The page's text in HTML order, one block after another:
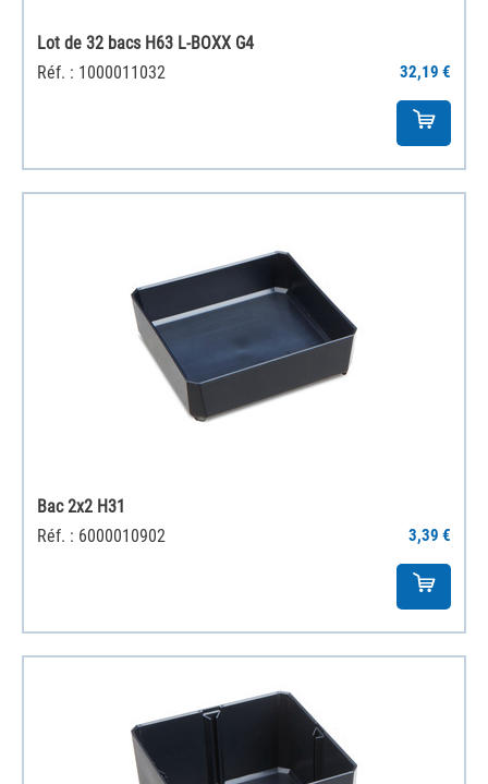
Lot de 32 bacs H63 L-BOXX G4
Réf. : 1000011032
32,19 €
Bac 2x2 H31
Réf. : 6000010902
3,39 €